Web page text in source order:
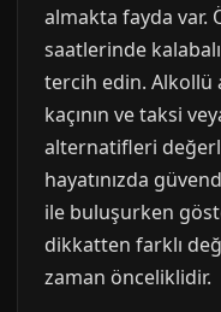
almakta fayda var.
saatlerinde
tercih edin. Alkollü
kaçının ve taksi
alternatifleri
hayatınızda
ile buluşurken
dikkatten farklı
zaman önceliklidir.